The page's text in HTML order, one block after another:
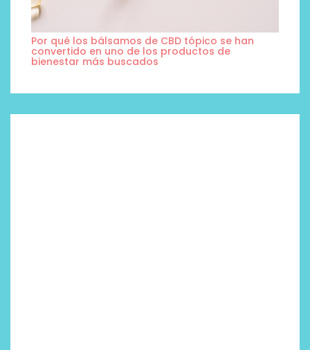
Por qué los bálsamos de CBD tópico se han
convertido en uno de los productos de
bienestar más buscados